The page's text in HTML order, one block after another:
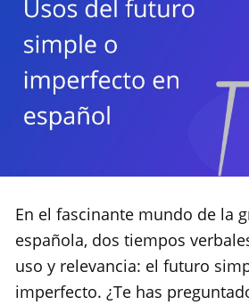
En el fascinante mundo de la
española, dos tiempos
uso y relevancia: el futuro
imperfecto. ¿Te has